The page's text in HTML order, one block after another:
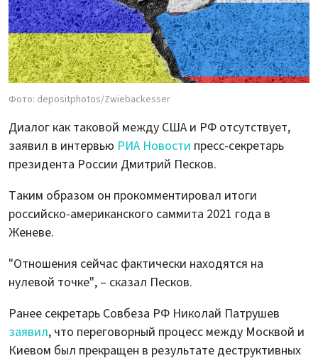
Фото: depositphotos/Zwiebackesser
Диалог как таковой между США и РФ отсутствует,
заявил в интервью РИА Новости пресс-секретарь
президента России Дмитрий Песков.
Таким образом он прокомментировал итоги
российско-американского саммита 2021 года в
Женеве.
"Отношения сейчас фактически находятся на
нулевой точке", – сказал Песков.
Ранее секретарь Совбеза РФ Николай Патрушев
заявил, что переговорный процесс между Москвой и
Киевом был прекращен в результате деструктивных